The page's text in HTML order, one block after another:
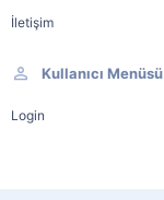
İletişim
Kullanıcı Menüsü
Login